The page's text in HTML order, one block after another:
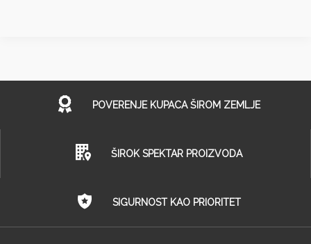
POVERENJE KUPACA ŠIROM ZEMLJE
ŠIROK SPEKTAR PROIZVODA
SIGURNOST KAO PRIORITET